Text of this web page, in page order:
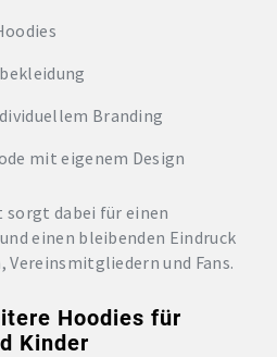
Branding
mit eigenem Design
dabei für einen
einen bleibenden Eindruck
und Fans.
Hoodies für
Kinder